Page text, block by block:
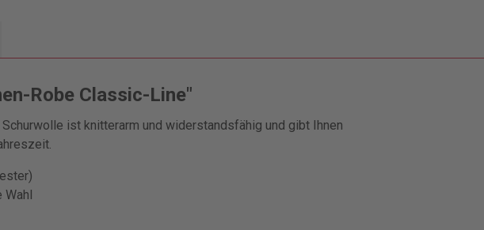
Robe Classic-Line"
ist knitterarm und widerstandsfähig und gibt Ihnen
Wahl